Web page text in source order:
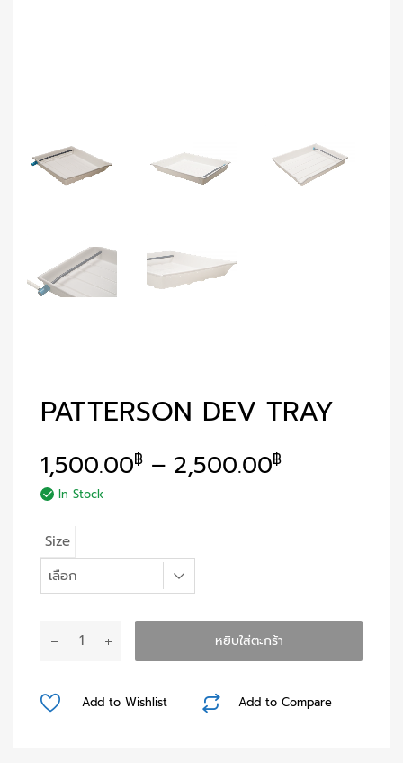
PATTERSON DEV TRAY
1,500.00฿ – 2,500.00฿
In Stock
Size
จำนวน
Tray
หยิบใส่ตะกร้า
Add to Compare
Add to Wishlist